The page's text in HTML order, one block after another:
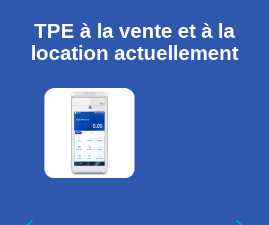
TPE à la vente et à la
location actuellement